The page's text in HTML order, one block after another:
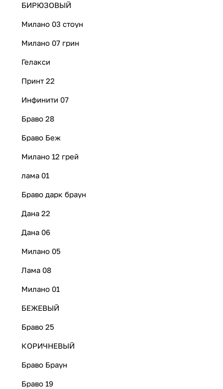
БИРЮЗОВЫЙ
Милано 03 стоун
Милано 07 грин
Гелакси
Принт 22
Инфинити 07
Браво 28
Браво Беж
Милано 12 грей
лама 01
Браво дарк браун
Дана 22
Дана 06
Милано 05
Лама 08
Милано 01
БЕЖЕВЫЙ
Браво 25
КОРИЧНЕВЫЙ
Браво Браун
Браво 19